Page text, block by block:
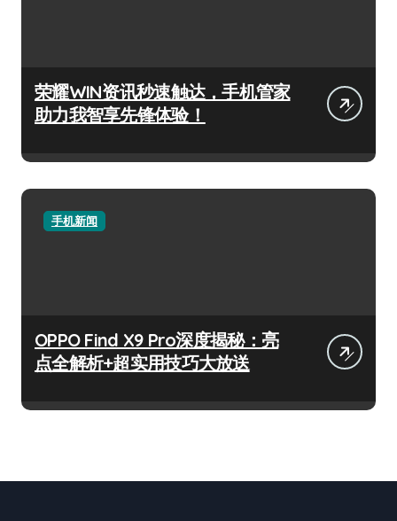
荣耀WIN资讯秒速触达，手机管家
助力我智享先锋体验！
手机新闻
OPPO Find X9 Pro深度揭秘：亮
点全解析+超实用技巧大放送